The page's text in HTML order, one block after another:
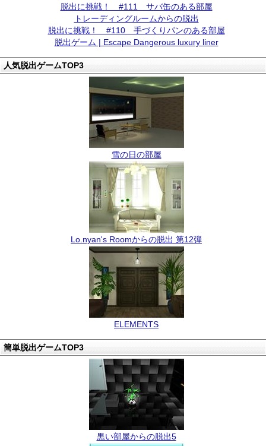
脱出に挑戦！ #111 サバ缶のある部屋
トレーディングルームからの脱出
脱出に挑戦！ #110 手づくりパンのある部屋
脱出ゲーム | Escape Dangerous luxury liner
人気脱出ゲームTOP3
雪の日の部屋
Lo.nyan's Roomからの脱出 第12弾
ELEMENTS
簡単脱出ゲームTOP3
黒い部屋からの脱出5